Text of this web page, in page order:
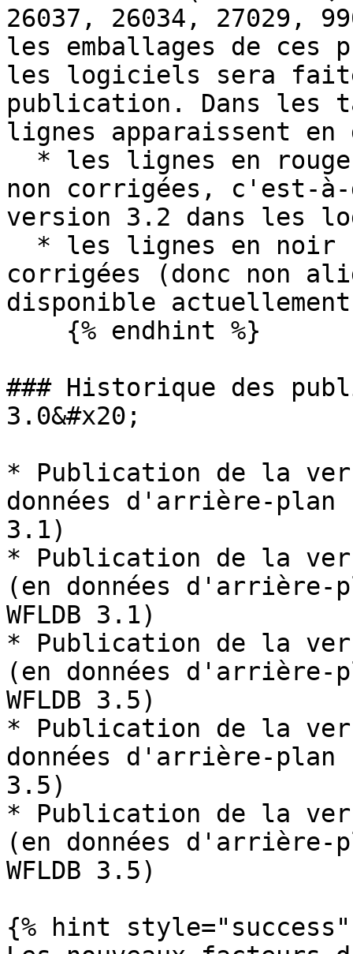
26037, 26034, 27029,
les emballages de ces
les logiciels sera
publication. Dans les
lignes apparaissent en
non corrigées, c'est-
version 3.2 dans les
corrigées (donc non
disponible
### Historique des
3.0&#x20;
* Publication de la
données d'arrière-plan
3.1)
* Publication de la
(en données
WFLDB 3.1)
* Publication de la
(en données
WFLDB 3.5)
* Publication de la
données d'arrière-plan
3.5)
* Publication de la
(en données
WFLDB 3.5)
{% hint style="success"